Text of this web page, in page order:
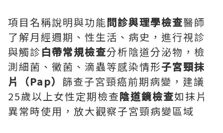
項目名稱說明與功能問診與理學檢查醫師
了解月經週期、性生活、病史，進行視診
與觸診白帶常規檢查分析陰道分泌物，檢
測細菌、黴菌、滴蟲等感染情形子宮頸抹
片（Pap） 篩查子宮頸癌前期病變，建議
25歲以上女性定期檢查陰道鏡檢查如抹片
異常時使用，放大觀察子宮頸病變區域